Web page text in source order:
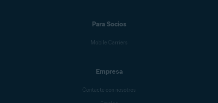
Para Socios
Mobile Carriers
Empresa
Contacte con nosotros